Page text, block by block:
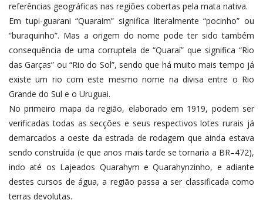
referências geográficas nas regiões cobertas pela mata nativa.
Em tupi-guarani “Quaraim” significa literalmente “pocinho” ou
“buraquinho”. Mas a origem do nome pode ter sido também
consequência de uma corruptela de “Quaraí” que significa “Rio
das Garças” ou “Rio do Sol”, sendo que há muito mais tempo já
existe um rio com este mesmo nome na divisa entre o Rio
Grande do Sul e o Uruguai.
No primeiro mapa da região, elaborado em 1919, podem ser
verificadas todas as secções e seus respectivos lotes rurais já
demarcados a oeste da estrada de rodagem que ainda estava
sendo construída (e que anos mais tarde se tornaria a BR–472),
indo até os Lajeados Quarahym e Quarahynzinho, e adiante
destes cursos de água, a região passa a ser classificada como
terras devolutas.